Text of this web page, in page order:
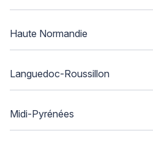
Haute Normandie
Languedoc-Roussillon
Midi-Pyrénées